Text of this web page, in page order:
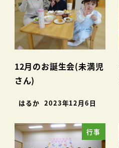
12月のお誕生会(未満児
さん)
はるか 2023年12月6日
行事